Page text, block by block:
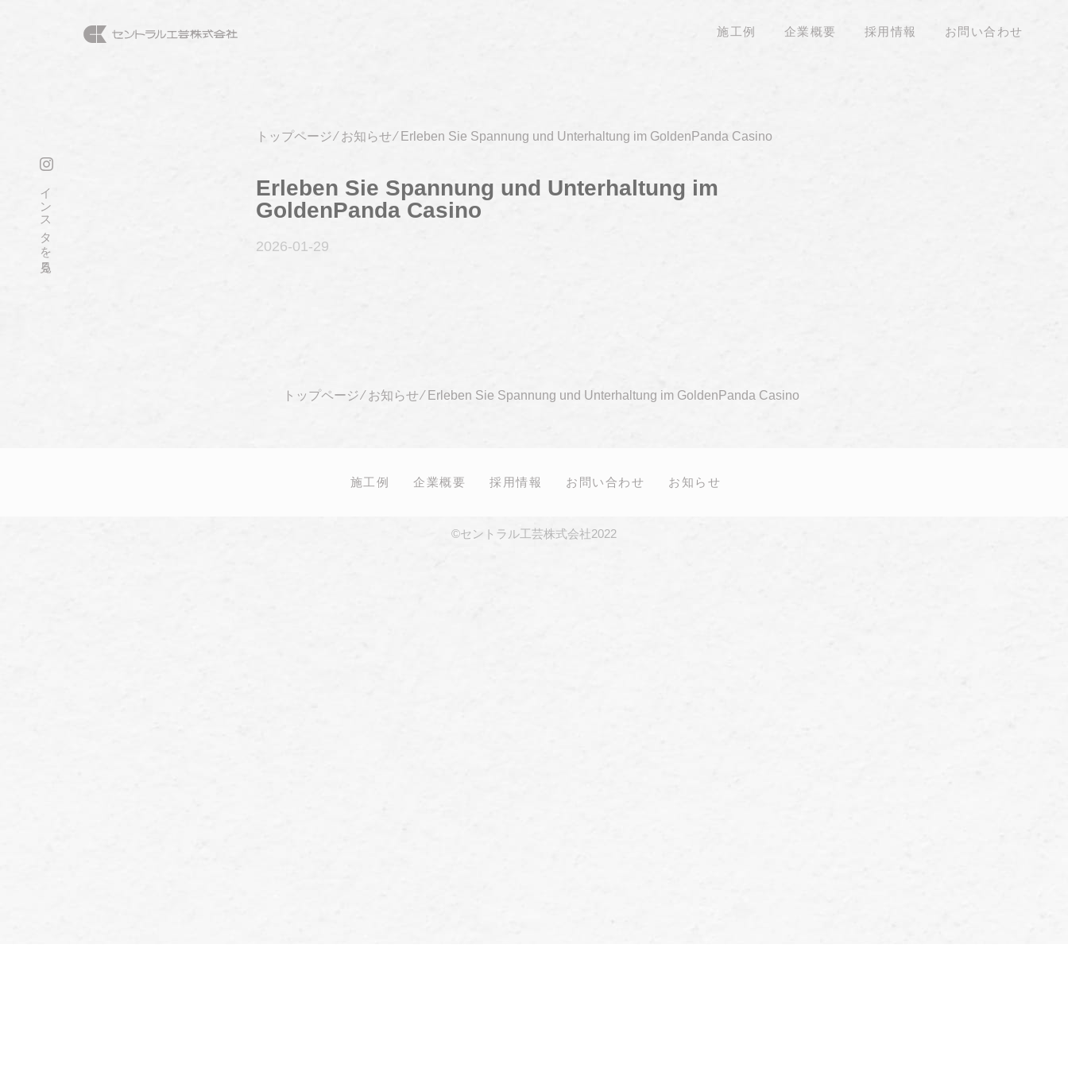
施工例 企業概要 採用情報 お問い合わせ
インスタを見る
トップページ⁄ お知らせ⁄ Erleben Sie Spannung und Unterhaltung im GoldenPanda Casino
Erleben Sie Spannung und Unterhaltung im
GoldenPanda Casino
2026-01 -29
トップページ⁄ お知らせ⁄ Erleben Sie Spannung und Unterhaltung im GoldenPanda Casino
施工例 企業概要 採用情報 お問い合わせ お知らせ
©セントラル工芸株式会社2022